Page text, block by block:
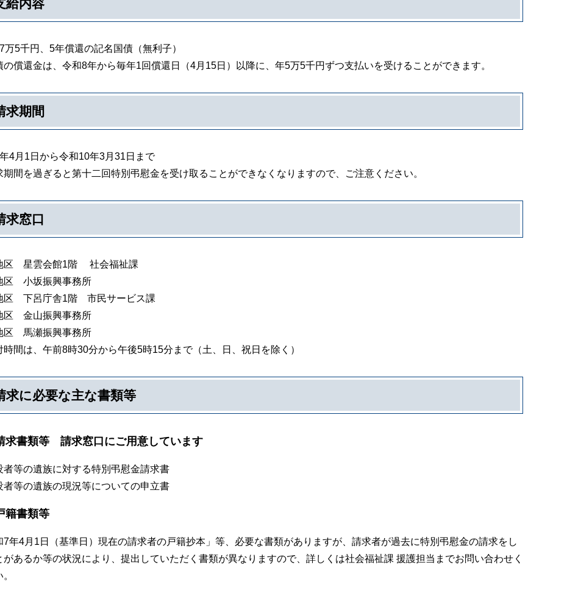
給内容
万5千円、5年償還の記名国債（無利子）
償還金は、令和8年から毎年1回償還日（4月15日）以降に、年5万5千円ずつ支払いを受けることができます。
求期間
4月1日から令和10年3月31日まで
間を過ぎると第十二回特別弔慰金を受け取ることができなくなりますので、ご注意ください。
求窓口
区 星雲会館1階 社会福祉課
区 小坂振興事務所
区 下呂庁舎1階 市民サービス課
区 金山振興事務所
区 馬瀬振興事務所
間は、午前8時30分から午後5時15分まで（土、日、祝日を除く）
求に必要な主な書類等
書類等 請求窓口にご用意しています
者等の遺族に対する特別弔慰金請求書
者等の遺族の現況等についての申立書
書類等
7年4月1日（基準日）現在の請求者の戸籍抄本」等、必要な書類がありますが、請求者が過去に特別弔慰金の請求をし
があるか等の状況により、提出していただく書類が異なりますので、詳しくは社会福祉課 援護担当までお問い合わせく